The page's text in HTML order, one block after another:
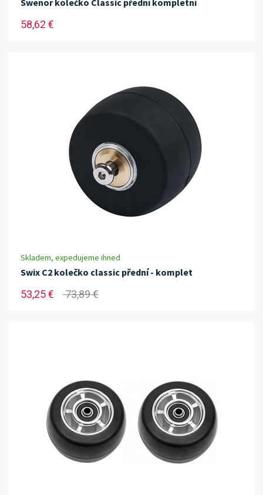
Swenor kolečko Classic přední kompletní
58,62 €
Skladem, expedujeme ihned
Swix C2 kolečko classic přední - komplet
53,25 € 73,89 €